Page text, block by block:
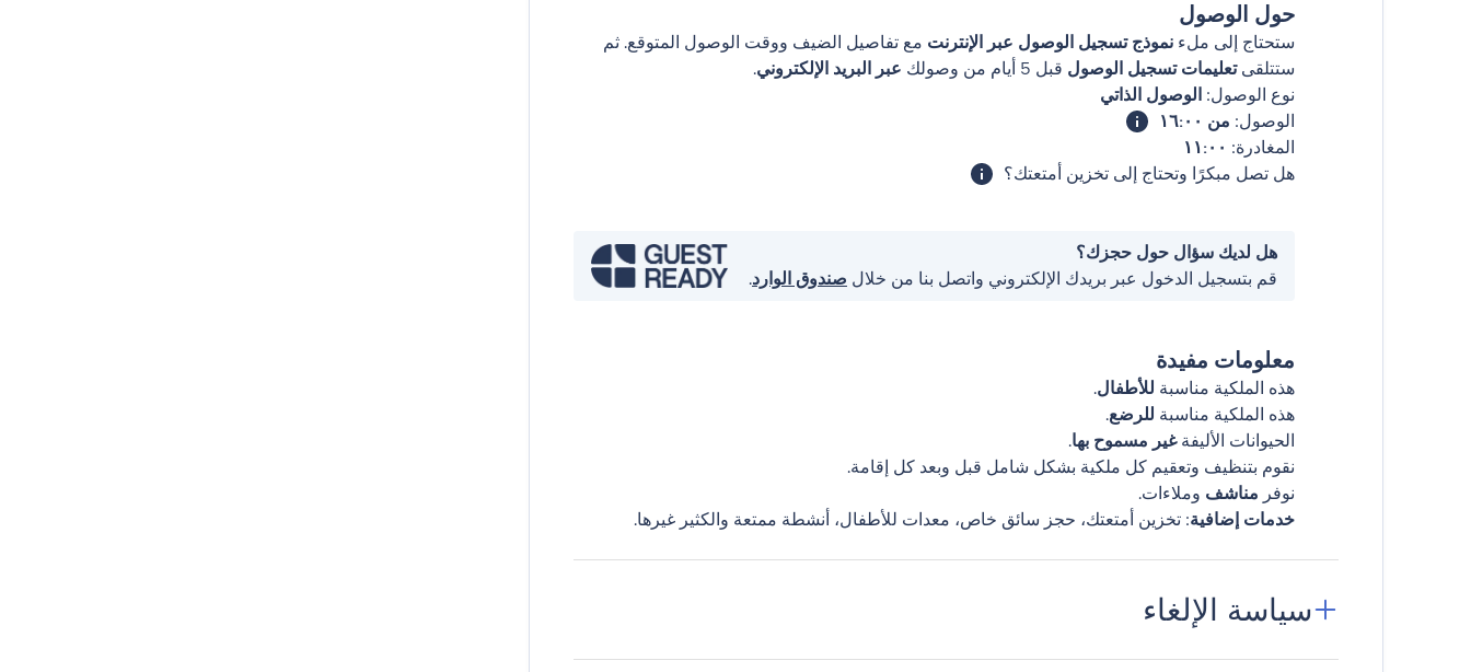
حول الوصول
ستحتاج إلى ملء نموذج تسجيل الوصول عبر الإنترنت مع تفاصيل الضيف ووقت الوصول المتوقع. ثم
ستتلقىتعليمات تسجيل الوصول قبل 5 أيام من وصولك عبر البريد الإلكتروني.
نوع الوصول: الوصول الذاتي
الوصول: من ١٦:٠٠
المغادرة: ١١:٠٠
هل تصل مبكرًا وتحتاج إلى تخزين أمتعتك؟
هل لديك سؤال حول حجزك؟
قم بتسجيل الدخول عبر بريدك الإلكتروني واتصل بنا من خلال صندوق الوارد.
معلومات مفيدة
هذه الملكية مناسبة للأطفال.
هذه الملكية مناسبة للرضع.
الحيوانات الأليفةغير مسموح بها.
نقوم بتنظيف وتعقيم كل ملكية بشكل شامل قبل وبعد كل إقامة.
نوفر مناشف وملاءات.
خدمات إضافية: تخزين أمتعتك، حجز سائق خاص، معدات للأطفال، أنشطة ممتعة والكثير غيرها.
سياسة الإلغاء